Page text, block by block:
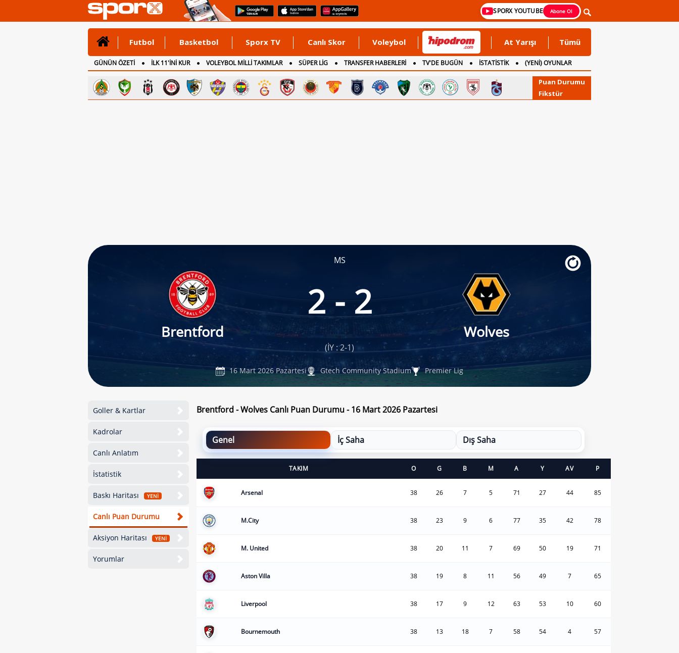
SPORX YOUTUBE Abone Ol
Futbol Basketbol Sporx TV Canlı Skor Voleybol At Yarışı Tümü
GÜNÜN ÖZETİ İLK 11'İNİ KUR VOLEYBOL MİLLİ TAKIMLAR SÜPER LİG TRANSFER HABERLERİ TV'DE BUGÜN İSTATİSTİK
(YENİ) OYUNLAR
CANLI ANLATIM
İNGİLTERE
Puan Durumu
Fikstür
MS
Brentford
2 - 2
Wolves
(İY : 2-1)
16 Mart 2026 Pazartesi Gtech Community Stadium Premier Lig
Goller & Kartlar
Kadrolar
Canlı Anlatım
İstatistik
Baskı Haritası YENİ
Canlı Puan Durumu
Aksiyon Haritası YENİ
Yorumlar
Brentford - Wolves Canlı Puan Durumu - 16 Mart 2026 Pazartesi
Genel İç Saha Dış Saha
TAKIM O G B M A Y AV P
Arsenal 38 26 7 5 71 27 44 85
M.City 38 23 9 6 77 35 42 78
M. United 38 20 11 7 69 50 19 71
Aston Villa 38 19 8 11 56 49 7 65
Liverpool 38 17 9 12 63 53 10 60
Bournemouth 38 13 18 7 58 54 4 57